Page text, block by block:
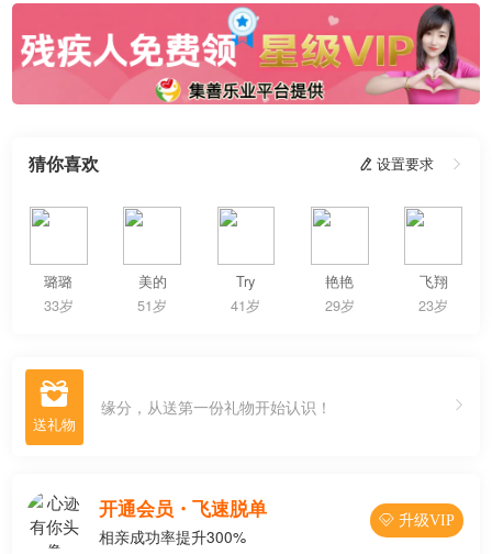
猜你喜欢  设置要求 
璐璐
33岁
美的
51岁
Try
41岁
艳艳
29岁
飞翔
23岁
 缘分，从送第一份礼物开始认识！
开通会员・飞速脱单
相亲成功率提升300%
 升级VIP